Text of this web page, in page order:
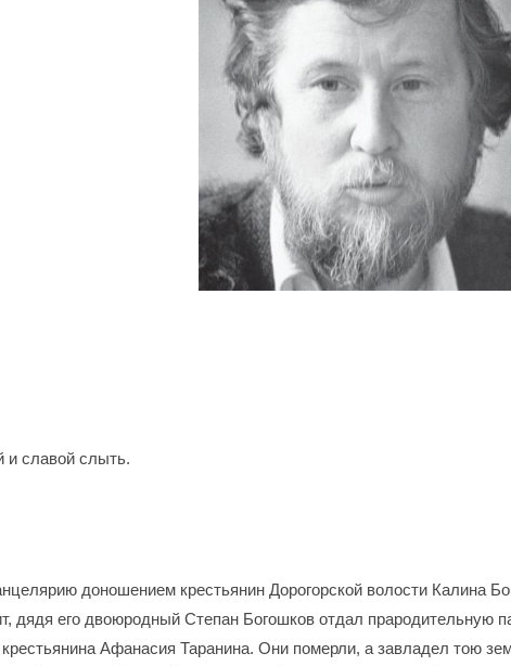
и славой слыть.
доношением крестьянин Дорогорской волости Калина
дядя его двоюродный Степан Богошков отдал прародительную
Афанасия Таранина. Они померли, а завладел тою